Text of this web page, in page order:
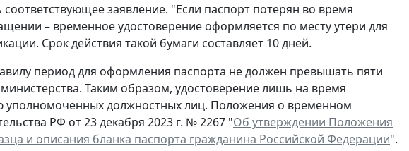
заявление. "Если паспорт потерян во время
– временное удостоверение оформляется по месту утери для
Срок действия такой бумаги составляет 10 дней.
период для оформления паспорта не должен превышать пяти
Таким образом, удостоверение лишь на время
уполномоченных должностных лиц. Положения о временном
РФ от 23 декабря 2023 г. № 2267 "Об утверждении Положения
и описания бланка паспорта гражданина Российской Федерации".